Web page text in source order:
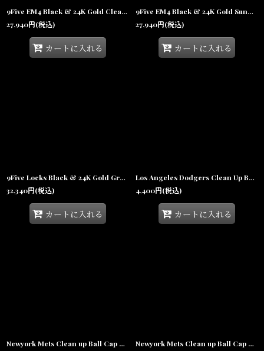
9Five EM4 Black & 24K Gold Clear Lens glasses ブラック ゴールド クリアレンズ メガネ
27,940円(税込)
カートに入れる
9Five EM4 Black & 24K Gold Sunglasses イーエムフォー ブラック＆24Kゴールド サングラス 偏光レンズ
27,940円(税込)
カートに入れる
9Five Locks Black & 24K Gold Gradation Sunglasses グラデーション サングラス
32,340円(税込)
カートに入れる
Los Angeles Dodgers Clean Up Ball Cap Tonal Black ロサンゼルス ドジャース クリーンナップ キャップ 帽子
4,400円(税込)
カートに入れる
Newyork Mets Clean up Ball Cap Royal ニューヨーク メッツ クリーンナップ キャップ 帽子
Newyork Mets Clean up Ball Cap Black ニューヨーク メッツ クリーンナップ キャップ 帽子